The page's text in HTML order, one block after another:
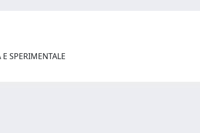
SPERIMENTALE